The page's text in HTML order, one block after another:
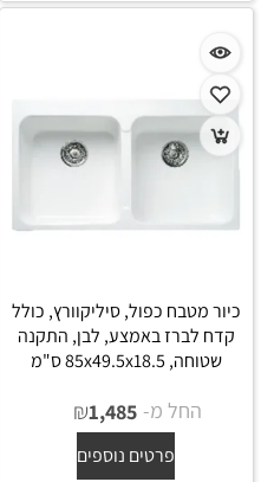
כיור מטבח כפול, סיליקוורץ, כולל
קדח לברז באמצע, לבן, התקנה
שטוחה, 85x49.5x18.5 ס"מ
החל מ- ₪1,485
פרטים נוספים